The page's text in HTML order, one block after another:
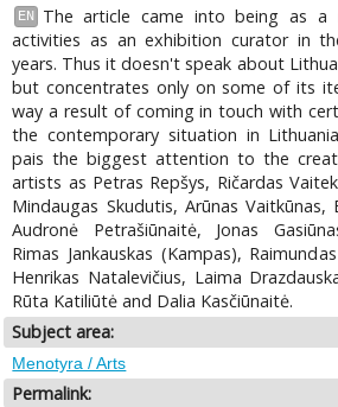
EN
The article came into being as
activities as an exhibition curator in
years. Thus it doesn't speak about
but concentrates only on some of its
way a result of coming in touch with
the contemporary situation in
pais the biggest attention to the
artists as Petras Repšys, Ričardas
Mindaugas Skudutis, Arūnas Vaitkūnas,
Audronė Petrašiūnaitė, Jonas
Rimas Jankauskas (Kampas),
Henrikas Natalevičius, Laima
Rūta Katiliūtė and Dalia Kasčiūnaitė.
Subject area:
Menotyra / Arts
Permalink: